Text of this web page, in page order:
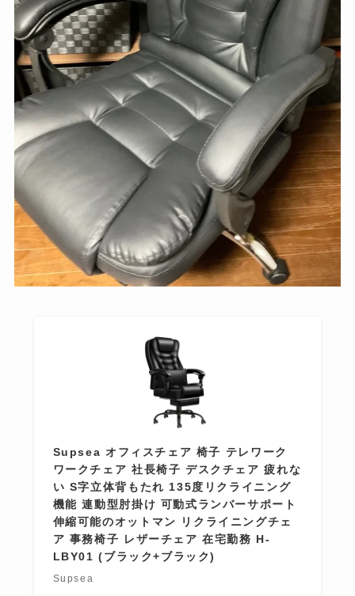
Supsea オフィスチェア 椅子 テレワーク
ワークチェア 社長椅子 デスクチェア 疲れな
い S字立体背もたれ 135度リクライニング
機能 連動型肘掛け 可動式ランバーサポート
伸縮可能のオットマン リクライニングチェ
ア 事務椅子 レザーチェア 在宅勤務 H-
LBY01 (ブラック+ブラック)
Supsea